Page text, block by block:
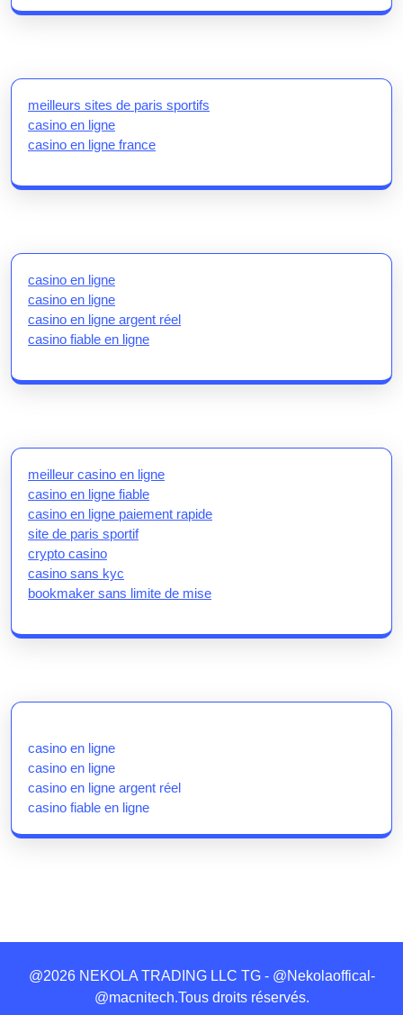
meilleurs sites de paris sportifs
casino en ligne
casino en ligne france
casino en ligne
casino en ligne
casino en ligne argent réel
casino fiable en ligne
meilleur casino en ligne
casino en ligne fiable
casino en ligne paiement rapide
site de paris sportif
crypto casino
casino sans kyc
bookmaker sans limite de mise
casino en ligne
casino en ligne
casino en ligne argent réel
casino fiable en ligne
@2026 NEKOLA TRADING LLC TG - @Nekolaoffical-
@macnitech.Tous droits réservés.